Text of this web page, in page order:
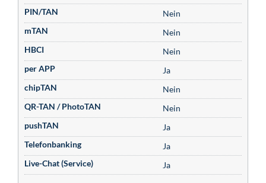
PIN/TAN
Nein
mTAN
Nein
HBCI
Nein
per APP
Ja
chipTAN
Nein
QR-TAN / PhotoTAN
Nein
pushTAN
Ja
Telefonbanking
Ja
Live-Chat (Service)
Ja